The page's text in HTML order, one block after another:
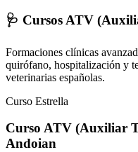
🩺 Cursos ATV
Formaciones clínicas
quirófano, hospitalización y
veterinarias españolas.
Curso Estrella
Curso ATV (Auxiliar
Andoian